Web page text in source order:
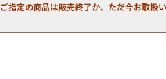
ご指定の商品は販売終了か、ただ今お取扱